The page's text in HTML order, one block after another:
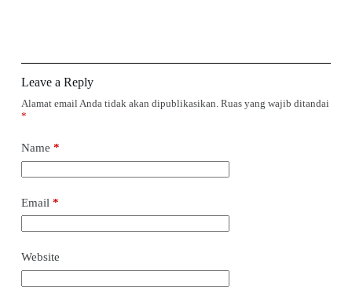
Leave a Reply
Alamat email Anda tidak akan dipublikasikan. Ruas yang wajib ditandai
*
Name *
Email *
Website